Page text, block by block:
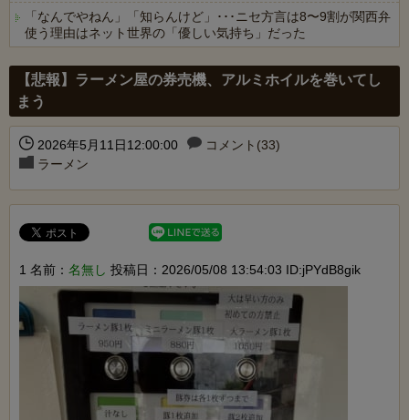
「なんでやねん」「知らんけど」･･･ニセ方言は8〜9割が関西弁
使う理由はネット世界の「優しい気持ち」だった
【悲報】ラーメン屋の券売機、アルミホイルを巻いてし
まう
2026年5月11日12:00:00
コメント(33)
ラーメン
1 名前： 名無し 投稿日：2026/05/08 13:54:03 ID:jPYdB8gik